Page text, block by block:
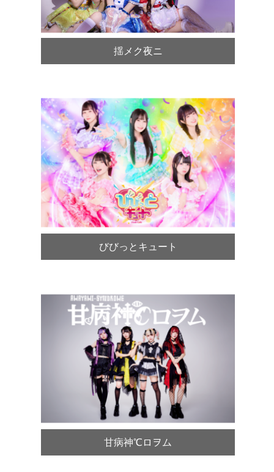
揺メク夜ニ
びびっとキュート
甘病神℃ロヲム